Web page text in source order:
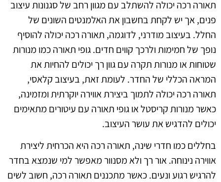
תאורה רכה יכולה להשתלב עם מגוון רחב של סגנונות עיצוב
פנים, אך יש לקחת בחשבון את האלמנטים השונים של
החלל. בעיצוב מודרני, לדוגמה, תאורה רכה יכולה להוסיף
נופך של חמימות ולרכך קווים חדים. גופי תאורה כמו מנורות
שטוחות או מנורות תקרה עם גוון רך יכולים להחיות את
המראה הכללי של החדר. לעומת זאת, בעיצוב קלאסי,
תאורה רכה יכולה לתמוך ביצירת אווירה יוקרתית ומזמינה,
כאשר מנורות קריסטל או גופי תאורה עם עיטורים מתאימים
יכולים להדגיש את עושר העיצוב.
בחללים כמו חדרי שינה, תאורה רכה היא הכרחית ליצירת
אווירה נינוחה. אור רך ולא מסנוור מאפשר למי שנמצא בחדר
להרגיש רגוע ונעים. כאשר מתכננים תאורה רכה, חשוב לשים